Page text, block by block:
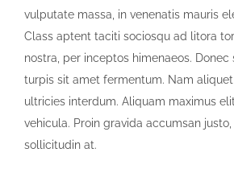
vulputate massa, in venenatis mauris
Class aptent taciti sociosqu ad litora
nostra, per inceptos himenaeos.
turpis sit amet fermentum. Nam
ultricies interdum. Aliquam maximus
vehicula. Proin gravida accumsan
sollicitudin at.